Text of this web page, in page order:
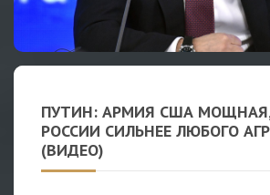
ПУТИН: АРМИЯ США
РОССИИ СИЛЬНЕЕ ЛЮБОГО
(ВИДЕО)